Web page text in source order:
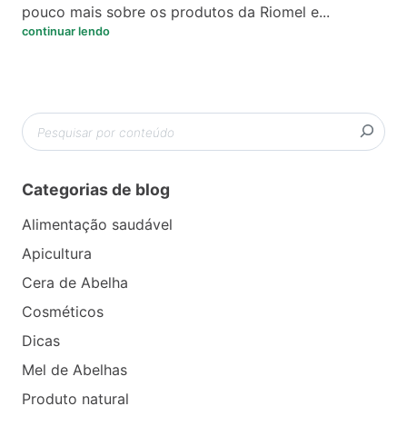
pouco mais sobre os produtos da Riomel e...
continuar lendo
Pesquisar
Categorias de blog
Alimentação saudável
Apicultura
Cera de Abelha
Cosméticos
Dicas
Mel de Abelhas
Produto natural